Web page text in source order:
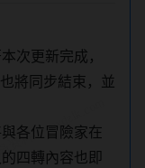
次更新完成，
將同步結束，並
各位冒險家在
四轉內容也即